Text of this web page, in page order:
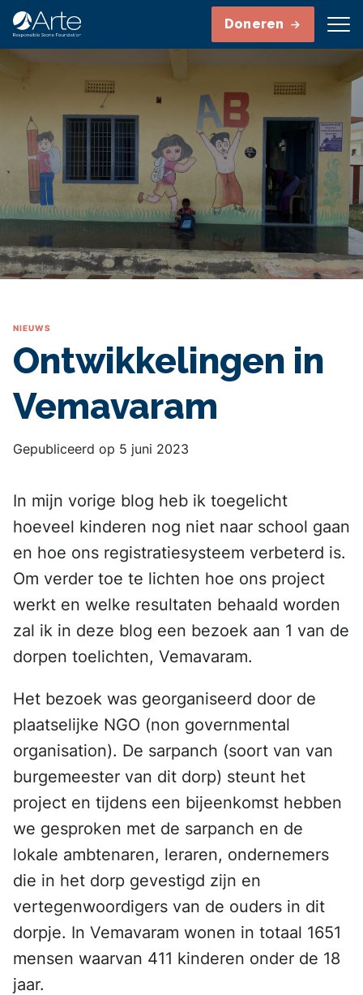
Doneren
NIEUWS
Ontwikkelingen in
Vemavaram
Gepubliceerd op 5 juni 2023
In mijn vorige blog heb ik toegelicht
hoeveel kinderen nog niet naar school gaan
en hoe ons registratiesysteem verbeterd is.
Om verder toe te lichten hoe ons project
werkt en welke resultaten behaald worden
zal ik in deze blog een bezoek aan 1 van de
dorpen toelichten, Vemavaram.
Het bezoek was georganiseerd door de
plaatselijke NGO (non governmental
organisation). De sarpanch (soort van van
burgemeester van dit dorp) steunt het
project en tijdens een bijeenkomst hebben
we gesproken met de sarpanch en de
lokale ambtenaren, leraren, ondernemers
die in het dorp gevestigd zijn en
vertegenwoordigers van de ouders in dit
dorpje. In Vemavaram wonen in totaal 1651
mensen waarvan 411 kinderen onder de 18
jaar.